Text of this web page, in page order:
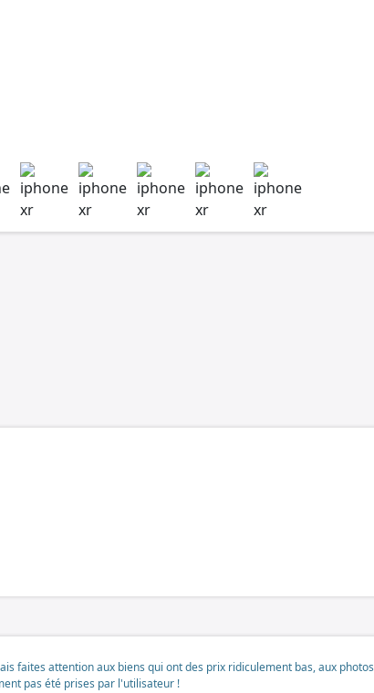
faites attention aux biens qui ont des prix ridiculement bas, aux photos
pas été prises par l'utilisateur !